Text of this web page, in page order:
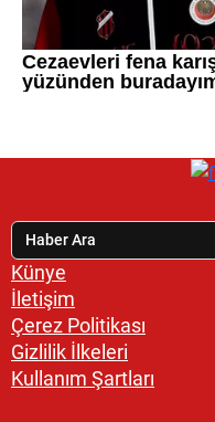
Künye
İletişim
Çerez Politikası
Gizlilik İlkeleri
Kullanım Şartları